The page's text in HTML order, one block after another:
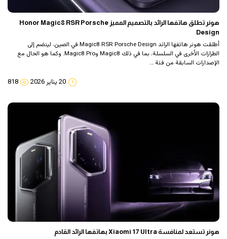
هونر تطلق هاتفها الرائد بالتصميم المميز Honor Magic8 RSR Porsche
Design
أطلقت هونر هاتفها الرائد Magic8 RSR Porsche Design في الصين، لينضم إلى
الطرازات الأخرى في السلسلة، بما في ذلك Magic8 وMagic8 Pro. وكما هو الحال مع
الإصدارات السابقة من فئة …
20 يناير 2026 818
هونر تستعد لمنافسة Xiaomi 17 Ultra بهاتفها الرائد القادم